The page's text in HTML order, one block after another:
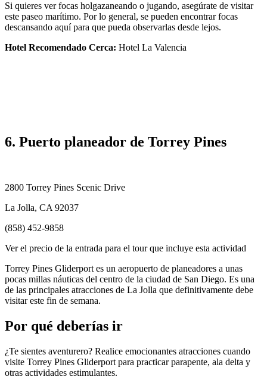
Si quieres ver focas holgazaneando o jugando, asegúrate de visitar
este paseo marítimo. Por lo general, se pueden encontrar focas
descansando aquí para que pueda observarlas desde lejos.
Hotel Recomendado Cerca: Hotel La Valencia
6. Puerto planeador de Torrey Pines
2800 Torrey Pines Scenic Drive
La Jolla, CA 92037
(858) 452-9858
Ver el precio de la entrada para el tour que incluye esta actividad
Torrey Pines Gliderport es un aeropuerto de planeadores a unas
pocas millas náuticas del centro de la ciudad de San Diego. Es una
de las principales atracciones de La Jolla que definitivamente debe
visitar este fin de semana.
Por qué deberías ir
¿Te sientes aventurero? Realice emocionantes atracciones cuando
visite Torrey Pines Gliderport para practicar parapente, ala delta y
otras actividades estimulantes.